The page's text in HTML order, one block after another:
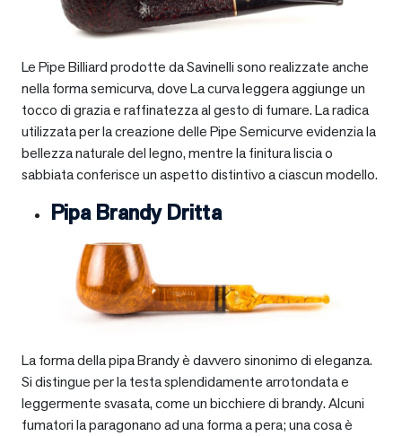
Le Pipe Billiard prodotte da Savinelli sono realizzate anche
nella forma semicurva, dove La curva leggera aggiunge un
tocco di grazia e raffinatezza al gesto di fumare. La radica
utilizzata per la creazione delle Pipe Semicurve evidenzia la
bellezza naturale del legno, mentre la finitura liscia o
sabbiata conferisce un aspetto distintivo a ciascun modello.
Pipa Brandy Dritta
La forma della pipa Brandy è davvero sinonimo di eleganza.
Si distingue per la testa splendidamente arrotondata e
leggermente svasata, come un bicchiere di brandy. Alcuni
fumatori la paragonano ad una forma a pera; una cosa è